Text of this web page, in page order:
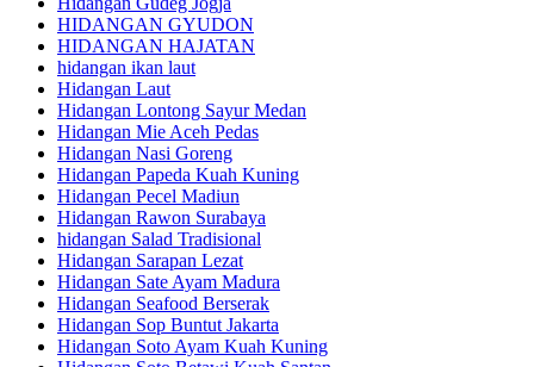
HIDANGAN GYUDON
HIDANGAN HAJATAN
hidangan ikan laut
Hidangan Laut
Hidangan Lontong Sayur Medan
Hidangan Mie Aceh Pedas
Hidangan Nasi Goreng
Hidangan Papeda Kuah Kuning
Hidangan Pecel Madiun
Hidangan Rawon Surabaya
hidangan Salad Tradisional
Hidangan Sarapan Lezat
Hidangan Sate Ayam Madura
Hidangan Seafood Berserak
Hidangan Sop Buntut Jakarta
Hidangan Soto Ayam Kuah Kuning